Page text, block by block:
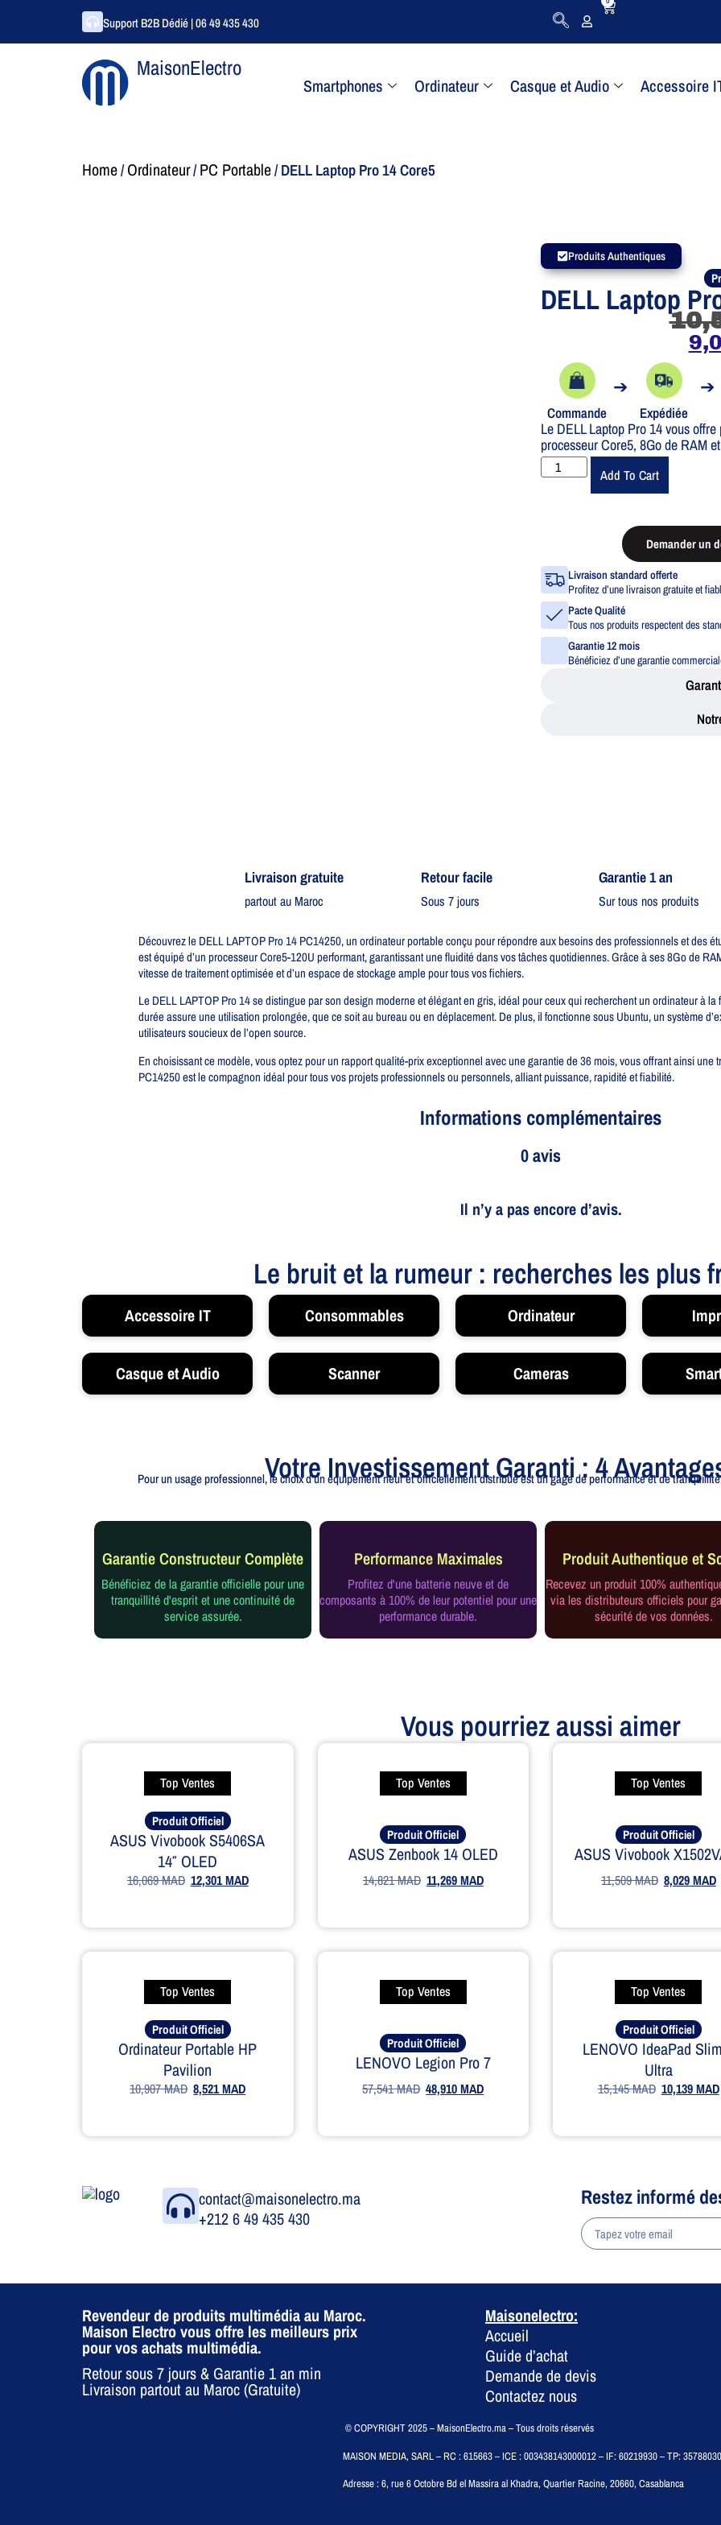
Support B2B Dédié | 06 49 435 430
MaisonElectro
Smartphones Ordinateur Casque et Audio Accessoire
Home/Ordinateur/PC Portable/ DELL Laptop Pro 14 Core5
Produits Authentiques
DELL Laptop
Commande
➔
Expédiée
➔
Le DELL Laptop Pro 14 vous
processeur Core5, 8Go de RAM
Add To Cart
Demander un
Livraison standard offerte
Profitez d’une livraison gratuite et
Pacte Qualité
Tous nos produits respectent des
Garantie 12 mois
Bénéficiez d’une garantie
Livraison gratuite​
partout au Maroc
Retour facile​
Sous 7 jours
Garantie 1 an
Sur tous nos produits
Découvrez le DELL LAPTOP Pro 14 PC14250, un ordinateur portable conçu pour répondre aux besoins des professionnels et des
est équipé d’un processeur Core5-120U performant, garantissant une fluidité dans vos tâches quotidiennes. Grâce à ses 8Go de
vitesse de traitement optimisée et d’un espace de stockage ample pour tous vos fichiers.
Le DELL LAPTOP Pro 14 se distingue par son design moderne et élégant en gris, idéal pour ceux qui recherchent un ordinateur à
durée assure une utilisation prolongée, que ce soit au bureau ou en déplacement. De plus, il fonctionne sous Ubuntu, un système
utilisateurs soucieux de l’open source.
En choisissant ce modèle, vous optez pour un rapport qualité-prix exceptionnel avec une garantie de 36 mois, vous offrant ainsi une
PC14250 est le compagnon idéal pour tous vos projets professionnels ou personnels, alliant puissance, rapidité et fiabilité.
Informations complémentaires
0 avis
Il n’y a pas encore d’avis.
Le bruit et la rumeur : recherches les plus
Accessoire IT Consommables Ordinateur
Casque et Audio Scanner Cameras
Votre Investissement Garanti : 4
Pour un usage professionnel, le choix d'un équipement neuf et officiellement distribué est un gage de performance et de
Garantie Constructeur Complète
Bénéficiez de la garantie officielle pour une
tranquillité d'esprit et une continuité de
service assurée.
Performance Maximales
Profitez d'une batterie neuve et de
composants à 100% de leur potentiel pour une
performance durable.
Produit Authentique et
Recevez un produit 100%
via les distributeurs officiels pour
sécurité de vos données.
Vous pourriez aussi aimer
Top Ventes
Produit Officiel
ASUS Vivobook S5406SA
14″ OLED
16,069MAD 12,301MAD
Top Ventes
Produit Officiel
ASUS Zenbook 14 OLED
14,821MAD 11,269MAD
Top Ventes
Produit Officiel
ASUS Vivobook
11,509MAD 8,029MAD
Top Ventes
Produit Officiel
Ordinateur Portable HP
Pavilion
10,907MAD 8,521MAD
Top Ventes
Produit Officiel
LENOVO Legion Pro 7
57,541MAD 48,910MAD
Top Ventes
Produit Officiel
LENOVO IdeaPad
Ultra
15,145MAD 10,139MAD
contact@maisonelectro.ma
+212 6 49 435 430
Restez informé
Revendeur de produits multimédia au Maroc.
Maison Electro vous offre les meilleurs prix
pour vos achats multimédia.
Retour sous 7 jours & Garantie 1 an min
Livraison partout au Maroc (Gratuite)
Maisonelectro:
Accueil
Guide d’achat
Demande de devis
Contactez nous
© COPYRIGHT 2025 – MaisonElectro.ma – Tous droits réservés
MAISON MEDIA, SARL – RC : 615663 – ICE : 003438143000012 – IF: 60219930 – TP: 35788030
Adresse :6, rue 6 Octobre Bd el Massira al Khadra, Quartier Racine, 20660, Casablanca